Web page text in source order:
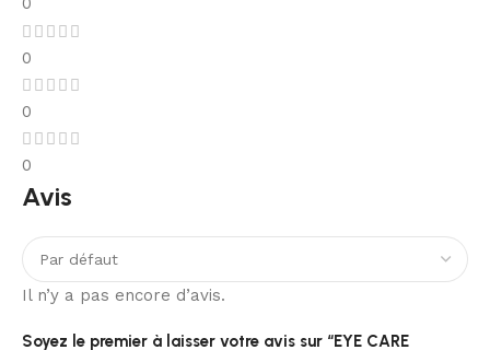
0
0
0
Avis
Il n’y a pas encore d’avis.
Soyez le premier à laisser votre avis sur “EYE CARE